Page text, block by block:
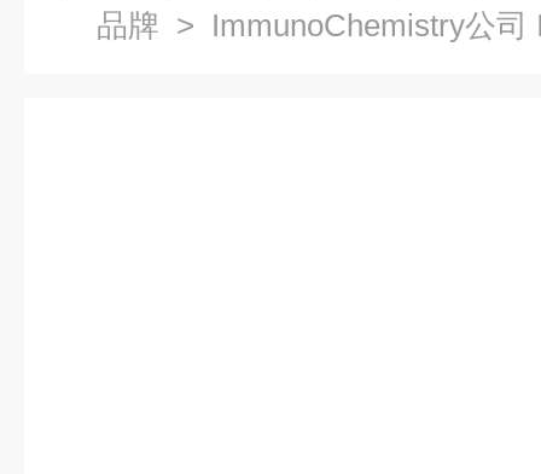
品牌 > ImmunoChemistry公司